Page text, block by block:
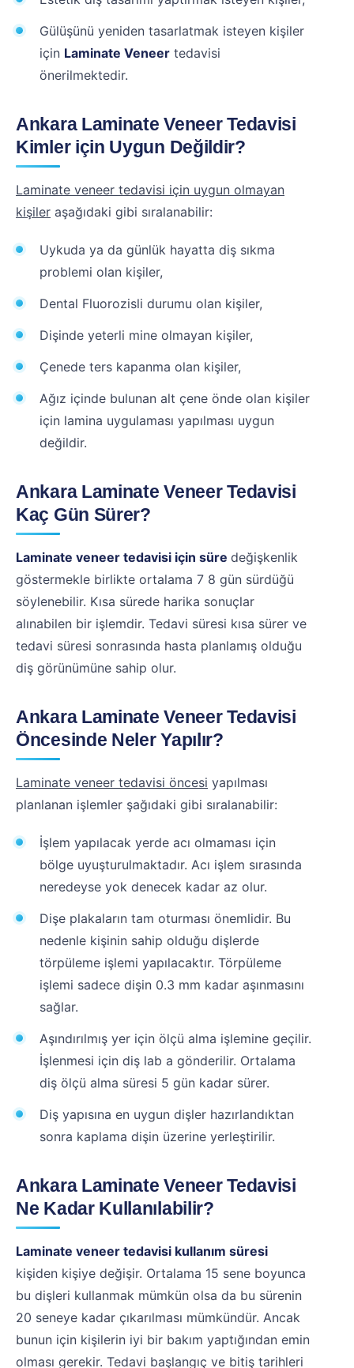
Gülüşünü yeniden tasarlatmak isteyen kişiler
için Laminate Veneer tedavisi
önerilmektedir.
Ankara Laminate Veneer Tedavisi
Kimler için Uygun Değildir?
Laminate veneer tedavisi için uygun olmayan
kişiler aşağıdaki gibi sıralanabilir:
Uykuda ya da günlük hayatta diş sıkma
problemi olan kişiler,
Dental Fluorozisli durumu olan kişiler,
Dişinde yeterli mine olmayan kişiler,
Çenede ters kapanma olan kişiler,
Ağız içinde bulunan alt çene önde olan kişiler
için lamina uygulaması yapılması uygun
değildir.
Ankara Laminate Veneer Tedavisi
Kaç Gün Sürer?
Laminate veneer tedavisi için süre değişkenlik
göstermekle birlikte ortalama 7 8 gün sürdüğü
söylenebilir. Kısa sürede harika sonuçlar
alınabilen bir işlemdir. Tedavi süresi kısa sürer ve
tedavi süresi sonrasında hasta planlamış olduğu
diş görünümüne sahip olur.
Ankara Laminate Veneer Tedavisi
Öncesinde Neler Yapılır?
Laminate veneer tedavisi öncesi yapılması
planlanan işlemler şağıdaki gibi sıralanabilir:
İşlem yapılacak yerde acı olmaması için
bölge uyuşturulmaktadır. Acı işlem sırasında
neredeyse yok denecek kadar az olur.
Dişe plakaların tam oturması önemlidir. Bu
nedenle kişinin sahip olduğu dişlerde
törpüleme işlemi yapılacaktır. Törpüleme
işlemi sadece dişin 0.3 mm kadar aşınmasını
sağlar.
Aşındırılmış yer için ölçü alma işlemine geçilir.
İşlenmesi için diş lab a gönderilir. Ortalama
diş ölçü alma süresi 5 gün kadar sürer.
Diş yapısına en uygun dişler hazırlandıktan
sonra kaplama dişin üzerine yerleştirilir.
Ankara Laminate Veneer Tedavisi
Ne Kadar Kullanılabilir?
Laminate veneer tedavisi kullanım süresi
kişiden kişiye değişir. Ortalama 15 sene boyunca
bu dişleri kullanmak mümkün olsa da bu sürenin
20 seneye kadar çıkarılması mümkündür. Ancak
bunun için kişilerin iyi bir bakım yaptığından emin
olması gerekir. Tedavi başlangıç ve bitiş tarihleri